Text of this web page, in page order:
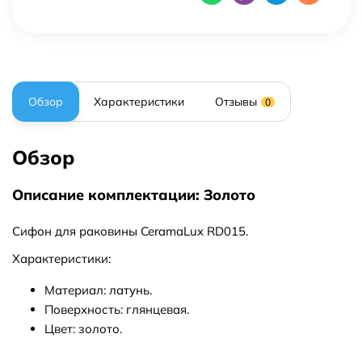
Обзор Характеристики Отзывы 0
Обзор
Описание комплектации: Золото
Сифон для раковины CeramaLux RD015.
Характеристики:
Материал: латунь.
Поверхность: глянцевая.
Цвет: золото.